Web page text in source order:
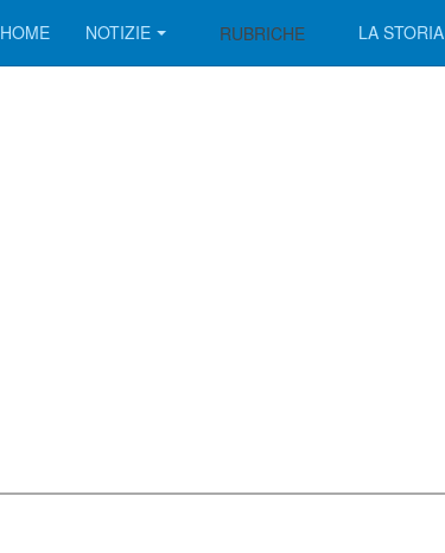
HOME NOTIZIE RUBRICHE LA STORIA